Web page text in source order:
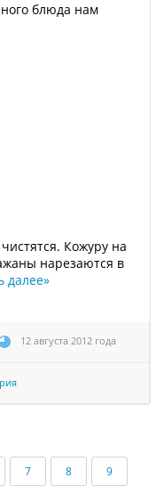
блюда нам
Кожуру на
нарезаются в
далее»
12 августа 2012 года
7 8 9